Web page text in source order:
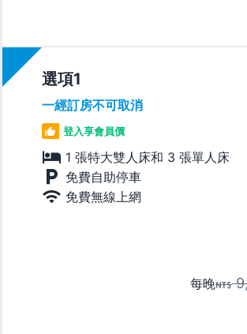
選項
一經訂房不可取消
登入享會員價
1 張特大雙人床和 3 張單人床
免費自助停車
免費無線上網
每晚